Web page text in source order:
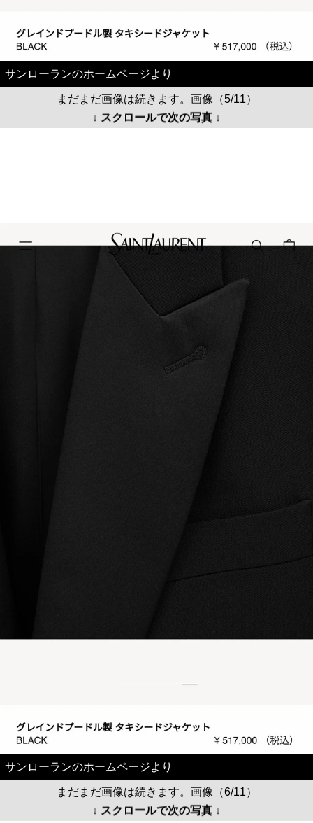
サンローランのホームページより
まだまだ画像は続きます。画像（5/11）
↓ スクロールで次の写真 ↓
サンローランのホームページより
まだまだ画像は続きます。画像（6/11）
↓ スクロールで次の写真 ↓